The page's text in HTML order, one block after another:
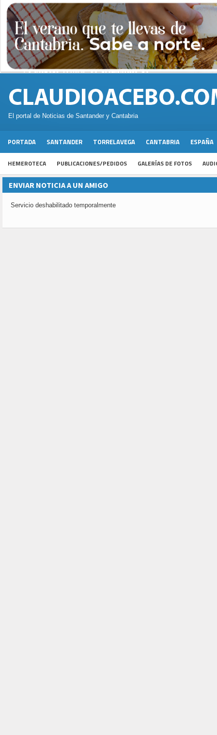
El portal de Noticias de Santander y Cantabria
PORTADA SANTANDER TORRELAVEGA CANTABRIA ESPAÑA
HEMEROTECA PUBLICACIONES/PEDIDOS GALERÍAS DE FOTOS
ENVIAR NOTICIA A UN AMIGO
Servicio deshabilitado temporalmente